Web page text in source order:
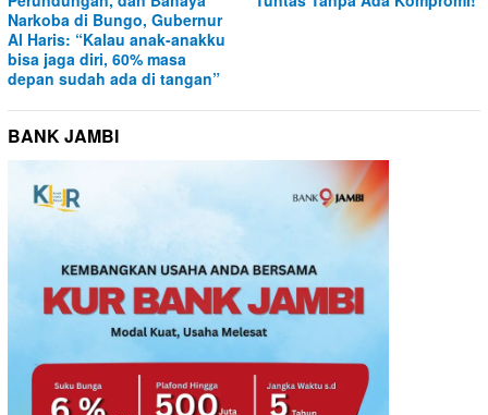
Narkoba di Bungo, Gubernur
Al Haris: “Kalau anak-anakku
bisa jaga diri, 60% masa
depan sudah ada di tangan”
BANK JAMBI